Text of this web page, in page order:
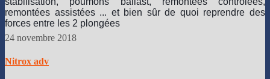
remontées assistées ... et bien sûr de quoi reprendre des
forces entre les 2 plongées
24 novembre 2018
Nitrox adv